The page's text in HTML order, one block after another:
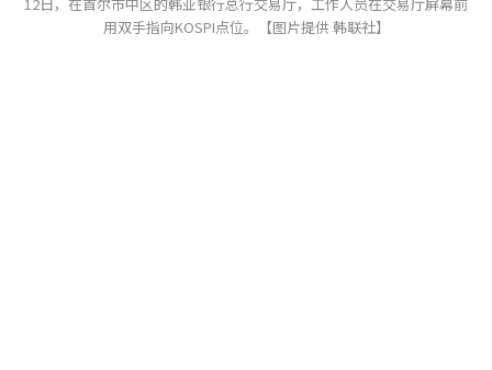
用双手指向KOSPI点位。【图片提供 韩联社】